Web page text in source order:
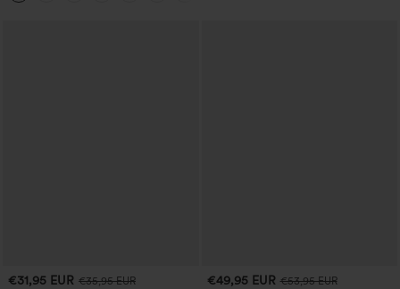
€31,95 EUR €35,95 EUR
€49,95 EUR €53,95 EUR